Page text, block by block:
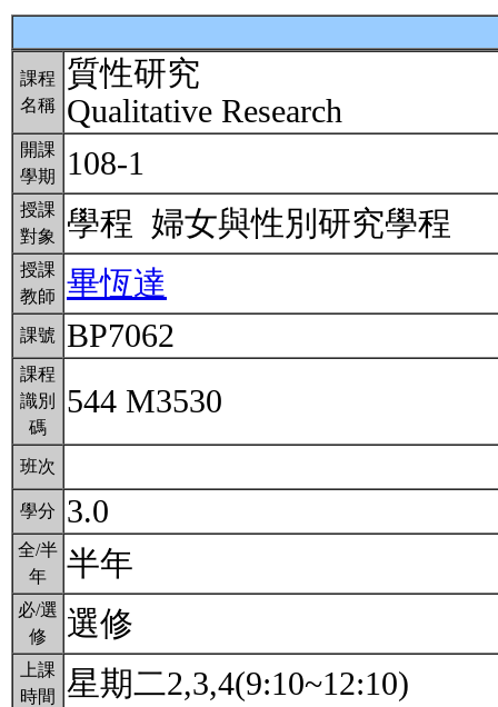
課程
名稱
質性研究
Qualitative Research
開課
學期
108-1
授課
對象
學程 婦女與性別研究學程
授課
教師
畢恆達
課號 BP7062
課程
識別
碼
544 M3530
班次
學分 3.0
全/半
年
半年
必/選
修
選修
上課
時間
星期二2,3,4(9:10~12:10)